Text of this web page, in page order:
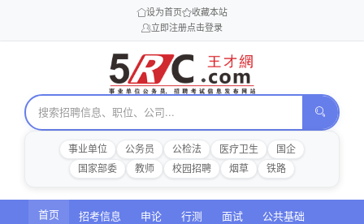
设为首页
收藏本站
立即注册点击登录
事业单位 公务员 公检法 医疗卫生
国企
国家部委
教师 校园招聘 烟草 铁路
首页 招考信息 申论 行测 面试 公共基础